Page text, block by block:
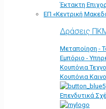
Έκτακτη
ΕΠ «Kεντρική
Δράσεις
Μεταποίηση -
Εμπόριο -
Κουπόνια
Κουπόνια
Επενδυτικά